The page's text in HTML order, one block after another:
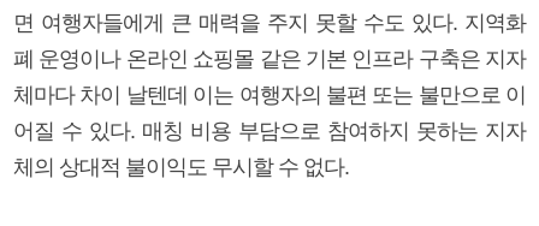
면 여행자들에게 큰 매력을 주지 못할 수도 있다. 지역화
폐 운영이나 온라인 쇼핑몰 같은 기본 인프라 구축은 지자
체마다 차이 날텐데 이는 여행자의 불편 또는 불만으로 이
어질 수 있다. 매칭 비용 부담으로 참여하지 못하는 지자
체의 상대적 불이익도 무시할 수 없다.